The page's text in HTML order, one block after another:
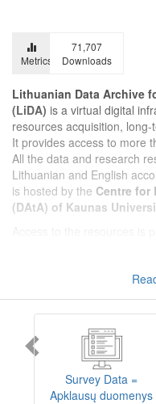
Metrics
71,707
Downloads
Lithuanian Data Archive
(LiDA) is a virtual digital
resources acquisition,
It provides access to more
All the data and research
Lithuanian and English
is hosted by the Centre for
(DAtA) of Kaunas
implemented). LiDA
are published into
Interview Data,Aggregated
, andEncoded
Also, LiDA holds
projets (
Large Project Data
humanities data deposited
education institutions and
Survey Data =
Apklausų duomenys